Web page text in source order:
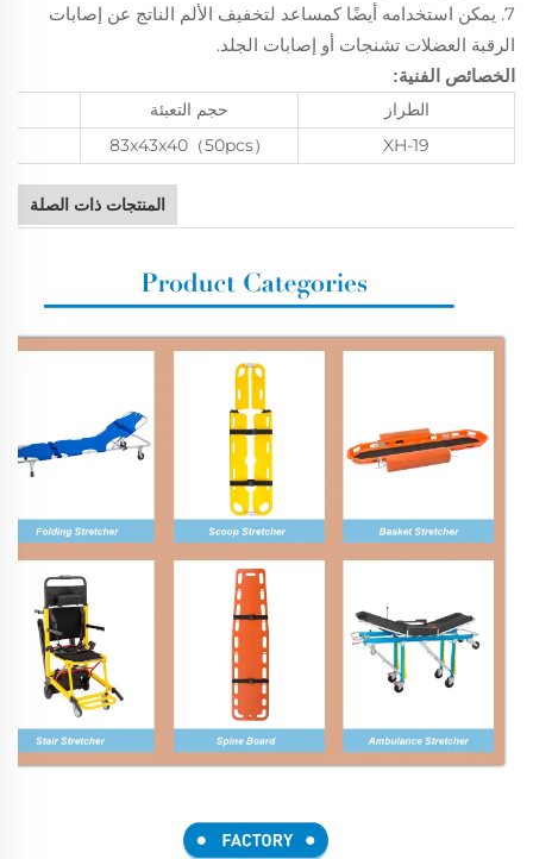
7. يمكن استخدامه أيضًا كمساعد لتخفيف الألم الناتج عن إصابات
الرقبة
العضلات تشنجات أو إصابات الجلد.
الخصائص الفنية:
الطراز حجم التعبئة
XH-19
83x43x40（50pcs）
المنتجات ذات الصلة